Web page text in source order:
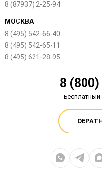
8 (87937) 2-25-94
МОСКВА
8 (495) 542-66-40
8 (495) 542-65-11
8 (495) 621-28-95
8
Бесплатный